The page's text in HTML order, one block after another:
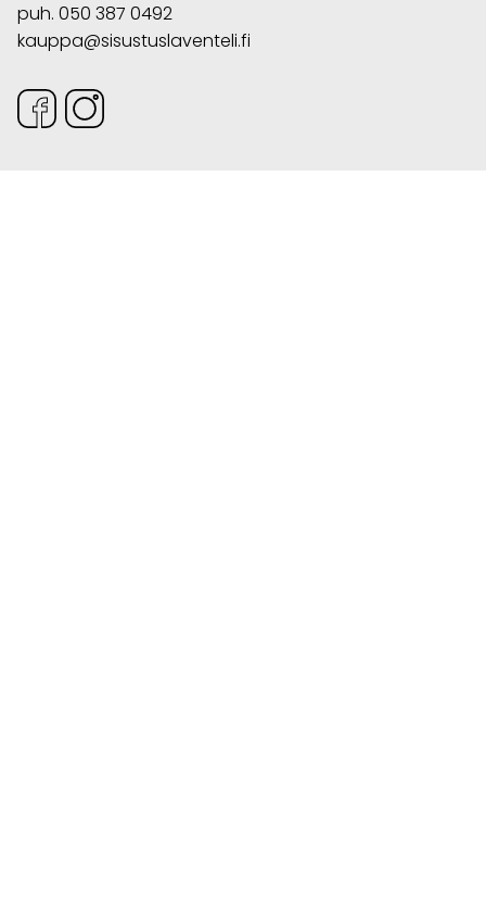
puh. 050 387 0492
kauppa@sisustuslaventeli.fi